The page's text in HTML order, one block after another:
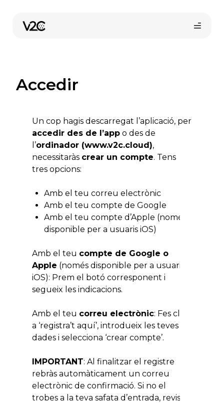
contingut
Comprar en línia
Accedir
Un cop hagis descarregat l’aplicació, per
accedir des de l’app o des de
l’ordinador (www.v2c.cloud),
necessitaràs crear un compte. Tens
tres opcions:
Amb el teu correu electrònic
Amb el teu compte de Google
Amb el teu compte d’Apple (només
disponible per a usuaris iOS)
Amb el teu compte de Google o
Apple (només disponible per a usuaris
iOS): Prem el botó corresponent i
segueix les indicacions.
Amb el teu correu electrònic: Fes clic
a ‘registra’t aquí’, introdueix les teves
dades i selecciona ‘crear compte’.
IMPORTANT: Al finalitzar el registre
rebràs automàticament un correu
electrònic de confirmació. Si no el
trobes a la teva safata d’entrada, revisa